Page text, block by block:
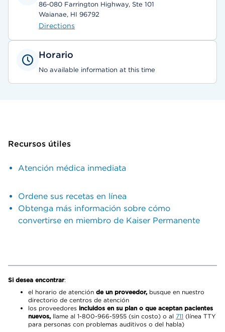
86-080 Farrington Highway, Ste 101
Waianae, HI 96792
Directions
Horario
No available information at this time
Recursos útiles
Atención médica inmediata
Ordene sus recetas en línea
Obtenga más información sobre cómo
convertirse en miembro de Kaiser Permanente
Si desea encontrar:
el horario de atención de un proveedor, busque en nuestro
directorio de centros de atención
los proveedores incluidos en su plan o que aceptan pacientes
nuevos, llame al 1-800-966-5955 (sin costo) o al 711 (línea TTY
para personas con problemas auditivos o del habla)